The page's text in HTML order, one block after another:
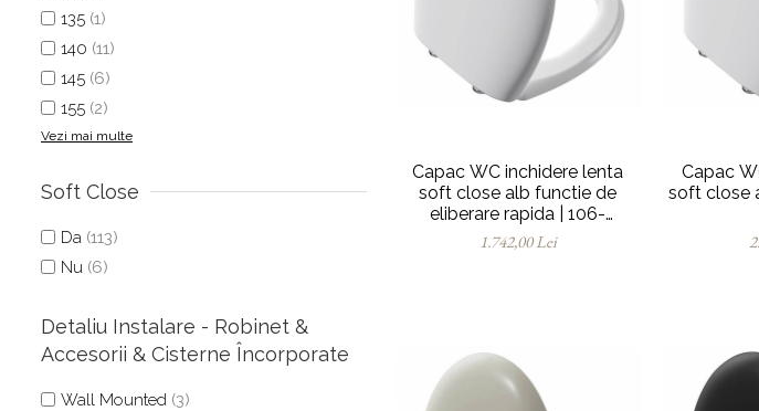
135 (1)
140 (11)
145 (6)
155 (2)
Vezi mai multe
Soft Close
Da (113)
Nu (6)
Detaliu Instalare - Robinet &
Accesorii & Cisterne Încorporate
Wall Mounted (3)
Capac WC inchidere lenta
soft close alb functie de
eliberare rapida | 106-
003R009
1.742,00 Lei
Capac
soft close